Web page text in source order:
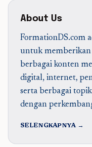
About Us
FormationDS.com
untuk memberikan
berbagai konten
digital, internet,
serta berbagai
dengan
SELENGKAPNYA →